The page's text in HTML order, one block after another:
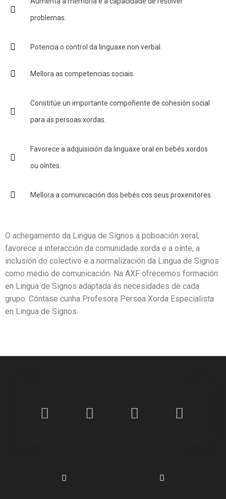
problemas.
Potencia o control da linguaxe non verbal.
Mellora as competencias sociais.
Constitúe un importante compoñente de cohesión social
para as persoas xordas.
Favorece a adquisición da linguaxe oral en bebés xordos
ou oíntes.
Mellora a comunicación dos bebés cos seus proxenitores.
O achegamento da Lingua de Signos á poboación xeral,
favorece a interacción da comunidade xorda e a oínte, a
inclusión do colectivo e a normalización da Lingua de Signos
como medio de comunicación. Na AXF ofrecemos formación
en Lingua de Signos adaptada ás necesidades de cada
grupo. Cóntase cunha Profesora Persoa Xorda Especialista
en Lingua de Signos.